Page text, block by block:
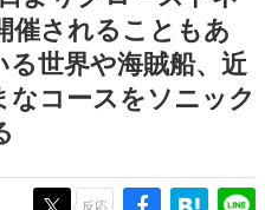
産業史
における主要なトピック・タイト
者へのインタビューや識者による
歴史が一望できる決定版！
ームクリエイターの青春〜
』等で知られるマンガ家・田中圭
レポートマンガです。
白い？
催されることもあ
世界や海賊船、近
コースをソニック
反応